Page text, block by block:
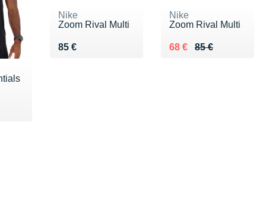
Nike
Zoom Rival Multi
85 €
Vendu 85 €
Nike
Zoom Rival Multi
85 €
Au lieu de 85 €
68 €
Vendu 68 €